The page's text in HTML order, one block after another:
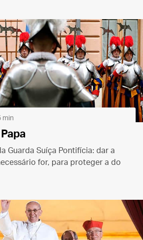
min
Guarda Suíça Pontifícia: dar a
for, para proteger a do